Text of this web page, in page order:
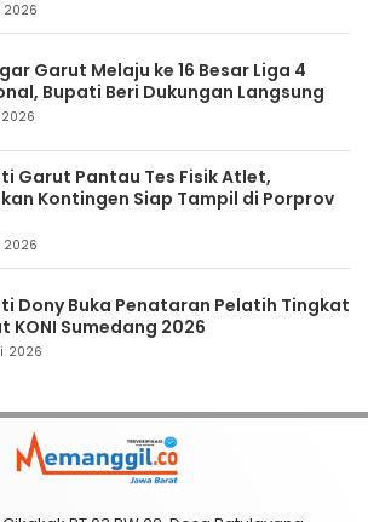
2026
Garut Melaju ke 16 Besar Liga 4
Bupati Beri Dukungan Langsung
2026
Garut Pantau Tes Fisik Atlet,
Kontingen Siap Tampil di Porprov
2026
Dony Buka Penataran Pelatih Tingkat
KONI Sumedang 2026
2026